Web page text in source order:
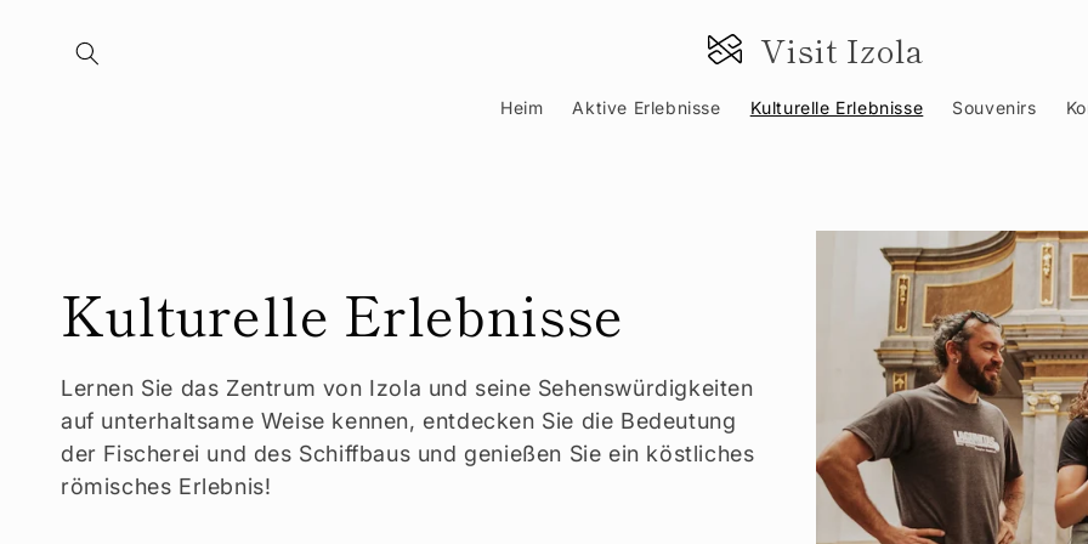
Visit Izola
Heim Aktive Erlebnisse Kulturelle Erlebnisse Souvenirs
K
a
t
e
Kulturelle Erlebnisse
Lernen Sie das Zentrum von Izola und seine Sehenswürdigkeiten
auf unterhaltsame Weise kennen, entdecken Sie die Bedeutung
der Fischerei und des Schiffbaus und genießen Sie ein köstliches
römisches Erlebnis!